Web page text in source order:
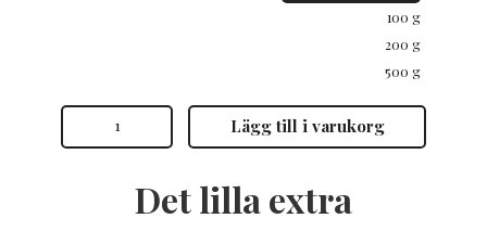
100 g
200 g
500 g
Det lilla extra
Hallon,
ekologisk
&
Lägg till i varukorg